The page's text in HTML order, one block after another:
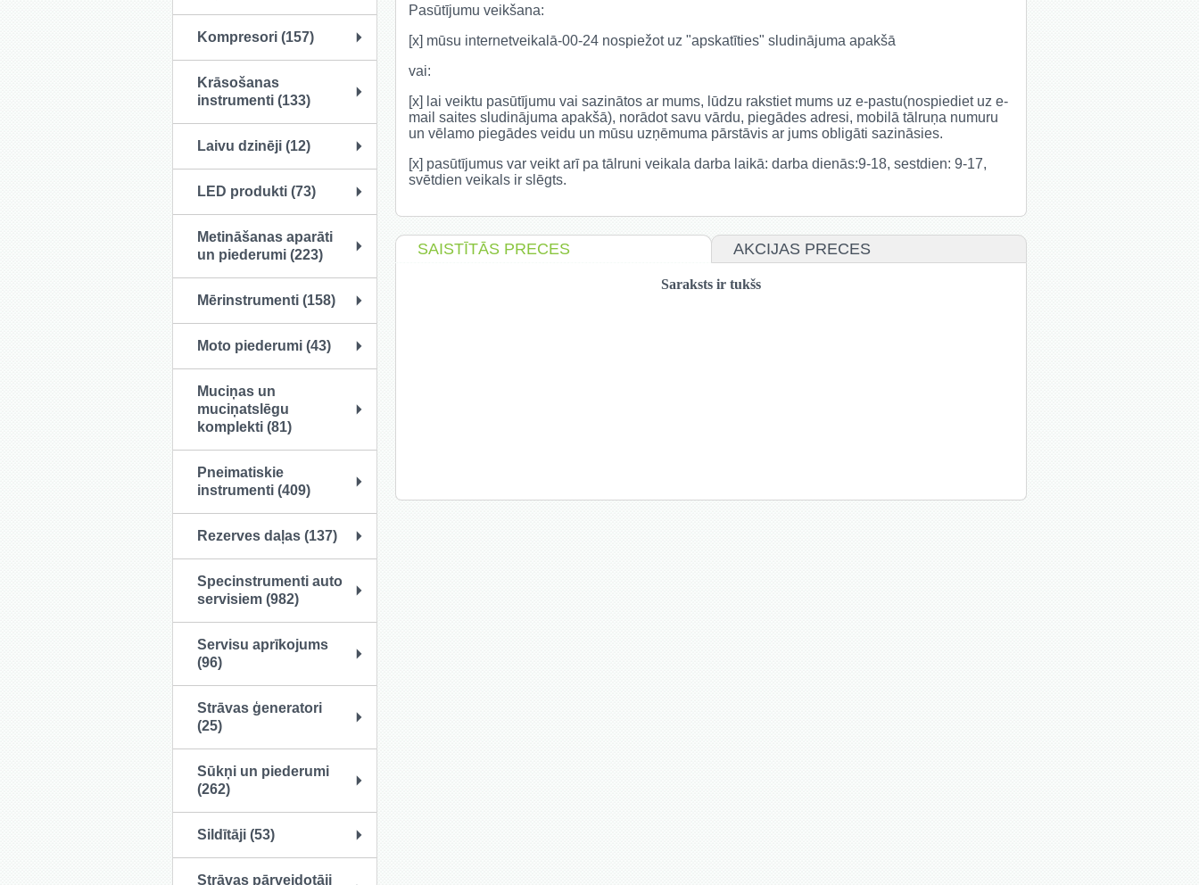
Kompresori (157)
Krāsošanas
instrumenti (133)
Laivu dzinēji (12)
LED produkti (73)
Metināšanas aparāti
un piederumi (223)
Mērinstrumenti (158)
Moto piederumi (43)
Muciņas un
muciņatslēgu
komplekti (81)
Pneimatiskie
instrumenti (409)
Rezerves daļas (137)
Specinstrumenti auto
servisiem (982)
Servisu aprīkojums
(96)
Strāvas ģeneratori
(25)
Sūkņi un piederumi
(262)
Sildītāji (53)
Strāvas pārveidotāji
Pasūtījumu veikšana:
[x] mūsu internetveikalā-00-24 nospiežot uz "apskatīties" sludinājuma apakšā
vai:
[x] lai veiktu pasūtījumu vai sazinātos ar mums, lūdzu rakstiet mums uz e-pastu(nospiediet uz e-
mail saites sludinājuma apakšā), norādot savu vārdu, piegādes adresi, mobilā tālruņa numuru
un vēlamo piegādes veidu un mūsu uzņēmuma pārstāvis ar jums obligāti sazināsies.
[x] pasūtījumus var veikt arī pa tālruni veikala darba laikā: darba dienās:9-18, sestdien: 9-17,
svētdien veikals ir slēgts.
SAISTĪTĀS PRECES AKCIJAS PRECES
Saraksts ir tukšs